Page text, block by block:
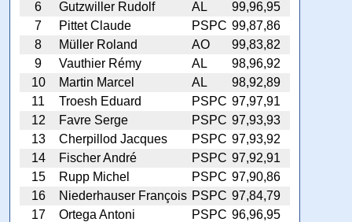
6 Gutzwiller Rudolf AL
99,96,95
7
Pittet Claude PSPC 99,87,86
8
Müller Roland AO
99,83,82
9
Vauthier Rémy AL
98,96,92
10
Martin Marcel AL
98,92,89
11
Troesh Eduard PSPC 97,97,91
12
Favre Serge PSPC 97,93,93
13
Cherpillod Jacques PSPC 97,93,92
14
Fischer André PSPC 97,92,91
15
Rupp Michel PSPC 97,90,86
16
Niederhauser François PSPC 97,84,79
17
Ortega Antoni PSPC 96,96,95